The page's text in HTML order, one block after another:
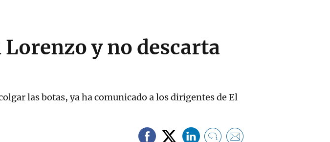
y no descarta
las botas, ya ha comunicado a los dirigentes de El
1